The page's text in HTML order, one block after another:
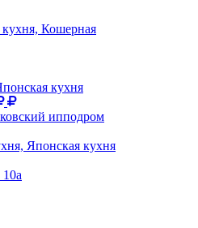
кухня, Кошерная
кухня
ипподром
Японская кухня